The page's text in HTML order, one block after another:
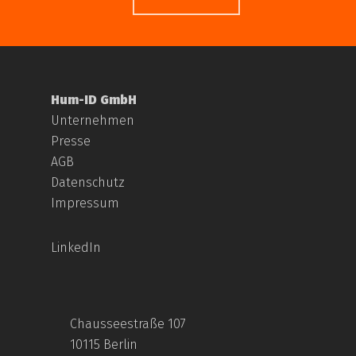
Hum-ID GmbH
Unternehmen
Presse
AGB
Datenschutz
Impressum
LinkedIn
Chausseestraße 107
10115 Berlin